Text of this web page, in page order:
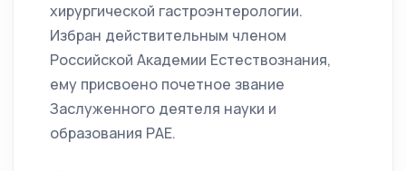
хирургической гастроэнтерологии.
Избран действительным членом
Российской Академии Естествознания,
ему присвоено почетное звание
Заслуженного деятеля науки и
образования РАЕ.